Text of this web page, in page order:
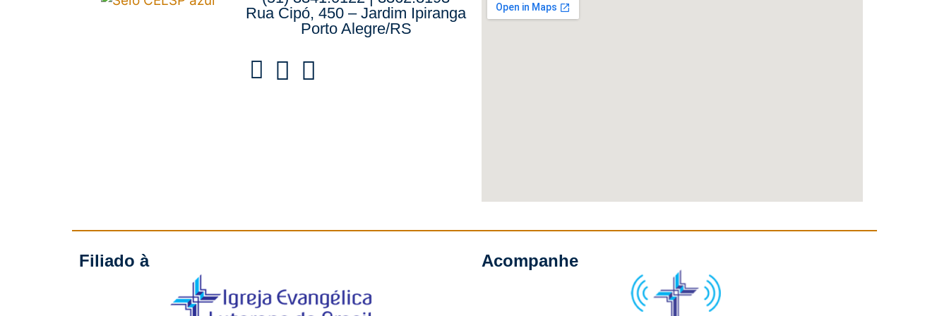
Rua Cipó, 450 – Jardim Ipiranga
Porto Alegre/RS
Filiado à Acompanhe